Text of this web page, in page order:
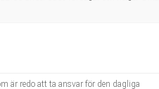
är redo att ta ansvar för den dagliga